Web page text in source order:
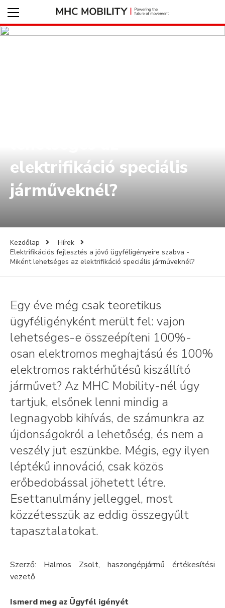
elektrifikáció speciális
járműveknél?
Kezdőlap
Hírek
Elektrifikációs fejlesztés a jövő ügyféligényeire szabva -
Miként lehetséges az elektrifikáció speciális járműveknél?
Egy éve még csak teoretikus
ügyféligényként merült fel: vajon
lehetséges-e összeépíteni 100%-
osan elektromos meghajtású és 100%
elektromos raktérhűtésű kiszállító
járművet? Az MHC Mobility-nél úgy
tartjuk, elsőnek lenni mindig a
legnagyobb kihívás, de számunkra az
újdonságokról a lehetőség, és nem a
veszély jut eszünkbe. Mégis, egy ilyen
léptékű innováció, csak közös
erőbedobással jöhetett létre.
Esettanulmány jelleggel, most
közzétesszük az eddig összegyűlt
tapasztalatokat.
Szerző: Halmos Zsolt, haszongépjármű értékesítési
vezető
Ismerd meg az Ügyfél igényét